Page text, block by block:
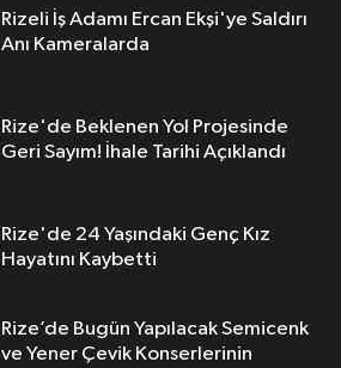
Rizeli İş Adamı Ercan Ekşi'ye Saldırı
Anı Kameralarda
Rize'de Beklenen Yol Projesinde
Geri Sayım! İhale Tarihi Açıklandı
Rize'de 24 Yaşındaki Genç Kız
Hayatını Kaybetti
Rize’de Bugün Yapılacak Semicenk
ve Yener Çevik Konserlerinin